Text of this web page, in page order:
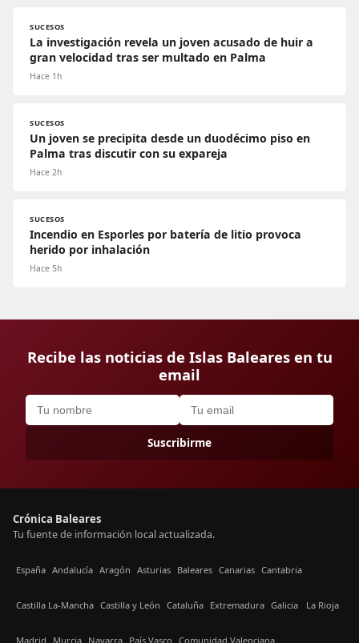
SUCESOS
La investigación revela un joven acusado de huir a
gran velocidad tras ser multado en Palma
Hace 1h
SUCESOS
Un joven se precipita desde un duodécimo piso en
Palma tras discutir con su expareja
Hace 2h
SUCESOS
Incendio en Esporles por batería de litio provoca
herido por inhalación
Hace 5h
Recibe las noticias de Islas Baleares en tu
email
Suscribirme
Crónica Baleares
Tu fuente de información local actualizada.
España Andalucía Aragón Asturias Baleares Canarias Cantabria
Castilla La-Mancha Castilla y León Cataluña Extremadura Galicia La Rioja
Madrid Murcia Navarra País Vasco Comunidad Valenciana